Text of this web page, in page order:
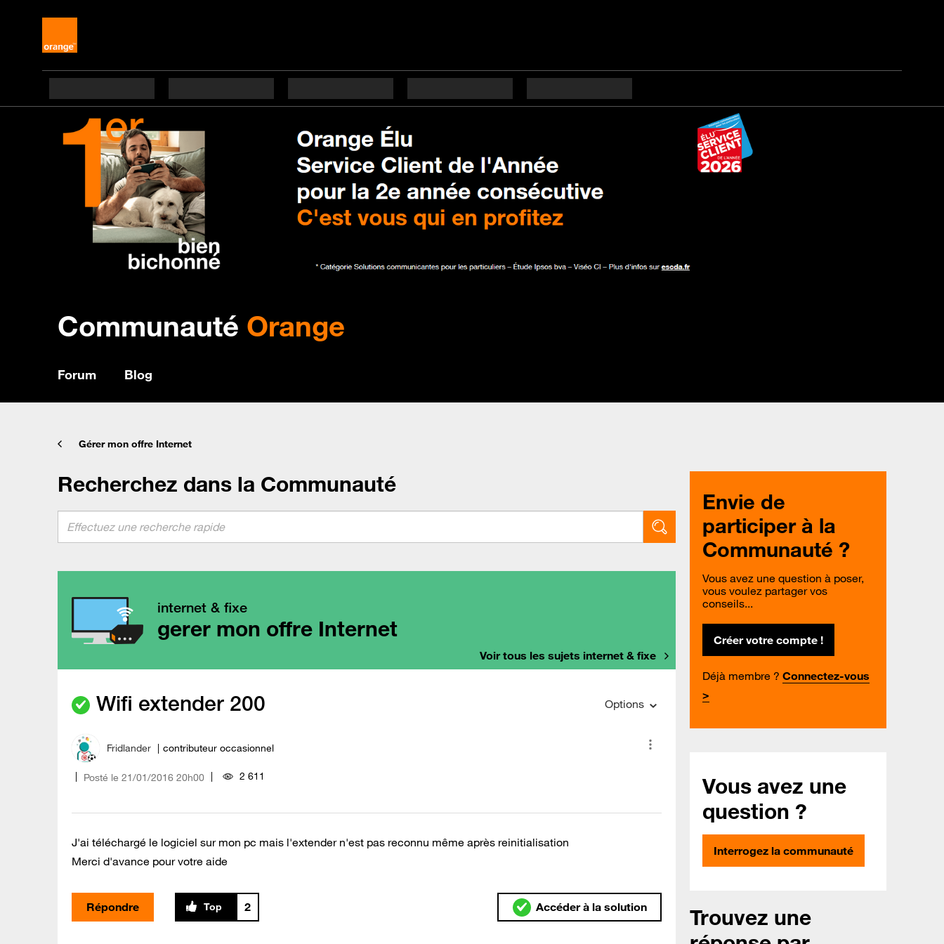
Communauté Orange
Forum Blog
Gérer mon offre Internet
Recherchez dans la Communauté
internet & fixe
gerer mon offre Internet
Voir tous les sujets internet & fixe
Wifi extender 200 Options
Fridlander contributeur occasionnel
Posté le ‎21/01/2016 20h00 2 611
J'ai téléchargé le logiciel sur mon pc mais l'extender n'est pas reconnu même après reinitialisation
Merci d'avance pour votre aide
Répondre 2 Accéder à la solution
Envie de
participer à la
Communauté ?
Vous avez une question à poser,
vous voulez partager vos
conseils...
Créer votre compte !
Déjà membre ? Connectez-vous
>
Vous avez une
question ?
Interrogez la communauté
Trouvez une